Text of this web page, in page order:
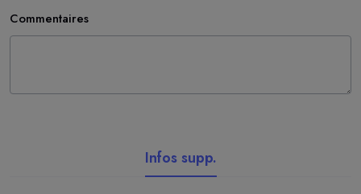
Commentaires
Infos supp.